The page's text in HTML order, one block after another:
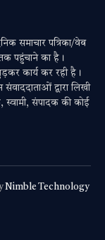
समाचार पत्रिका/वेब
तक पहुंचाने का है।
कार्य कर रही है।
संवाददाताओं द्वारा लिखी
संपादक की कोई
Nimble Technology